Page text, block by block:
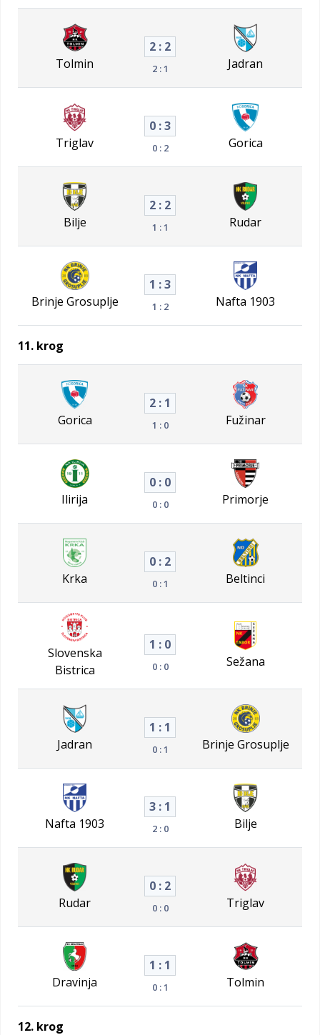
Tolmin
2 : 2
2 : 1 Jadran
Triglav
0 : 3
0 : 2 Gorica
Bilje
2 : 2
1 : 1 Rudar
Brinje Grosuplje
1 : 3
1 : 2 Nafta 1903
11. krog
Gorica
2 : 1
1 : 0 Fužinar
Ilirija
0 : 0
0 : 0 Primorje
Krka
0 : 2
0 : 1 Beltinci
Slovenska
Bistrica
1 : 0
0 : 0 Sežana
Jadran
1 : 1
0 : 1 Brinje Grosuplje
Nafta 1903
3 : 1
2 : 0 Bilje
Rudar
0 : 2
0 : 0 Triglav
Dravinja
1 : 1
0 : 1 Tolmin
12. krog